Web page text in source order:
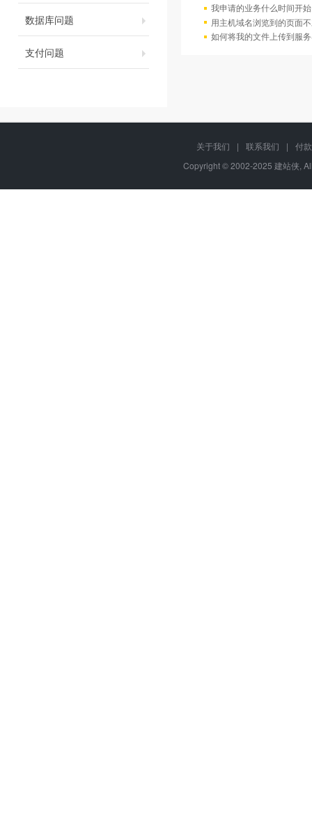
数据库问题
支付问题
我申请的业务什么时间开
用主机域名浏览到的页面
如何将我的文件上传到服
关于我们 | 联系我们 |
付
Copyright © 2002-2025 建站侠,